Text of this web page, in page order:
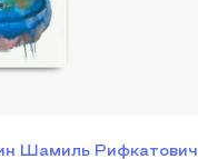
Шамиль Рифкатович